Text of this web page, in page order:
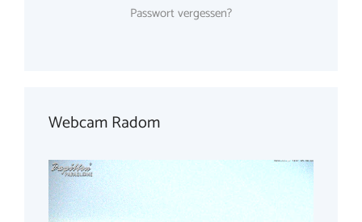
Passwort vergessen?
Webcam Radom